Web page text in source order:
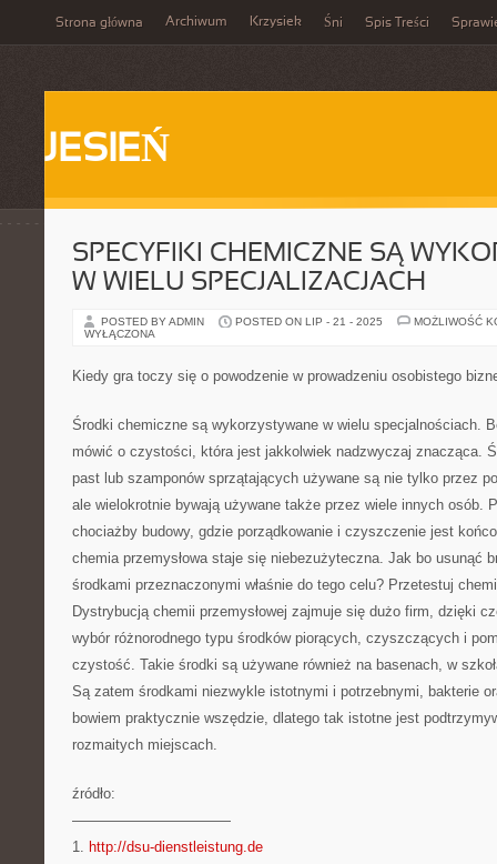
Strona główna Archiwum Krzysiek Śni Spis Treści
JESIEŃ
SPECYFIKI CHEMICZNE SĄ
W WIELU SPECJALIZACJACH
POSTED BY ADMIN POSTED ON LIP - 21 - 2025
MOŻLIWOŚĆ
WYŁĄCZONA
Kiedy gra toczy się o powodzenie w prowadzeniu osobistego
Środki chemiczne są wykorzystywane w wielu specjalnościach.
mówić o czystości, która jest jakkolwiek nadzwyczaj znacząca.
past lub szamponów sprzątających używane są nie tylko przez
ale wielokrotnie bywają używane także przez wiele innych osób.
chociażby budowy, gdzie porządkowanie i czyszczenie jest
chemia przemysłowa staje się niebezużyteczna. Jak bo usunąć
środkami przeznaczonymi właśnie do tego celu? Przetestuj
Dystrybucją chemii przemysłowej zajmuje się dużo firm, dzięki
wybór różnorodnego typu środków piorących, czyszczących i
czystość. Takie środki są używane również na basenach, w
Są zatem środkami niezwykle istotnymi i potrzebnymi, bakterie
bowiem praktycznie wszędzie, dlatego tak istotne jest
rozmaitych miejscach.
źródło:
———————————
1. http://dsu-dienstleistung.de